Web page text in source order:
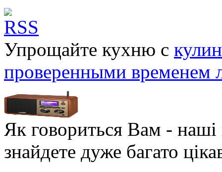
Упрощайте кухню с
проверенными временем
Як говориться Вам - наші
знайдете дуже багато